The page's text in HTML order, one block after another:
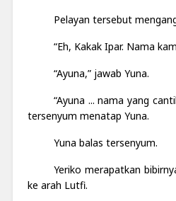
Pelayan tersebut
“Eh, Kakak Ipar. Nama
“Ayuna,” jawab Yuna.
“Ayuna ... nama yang
tersenyum menatap Yuna.
Yuna balas tersenyum.
Yeriko merapatkan
ke arah Lutfi.